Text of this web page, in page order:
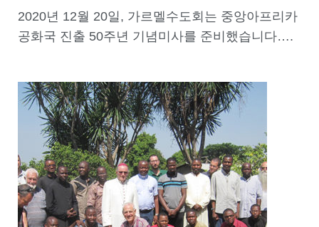
2020년 12월 20일, 가르멜수도회는 중앙아프리카
공화국 진출 50주년 기념미사를 준비했습니다….